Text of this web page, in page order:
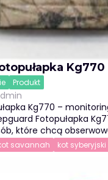
Kg770
Produkt
Kg770 –
Fotopułapka
które chcą
savannah kot syberyjski